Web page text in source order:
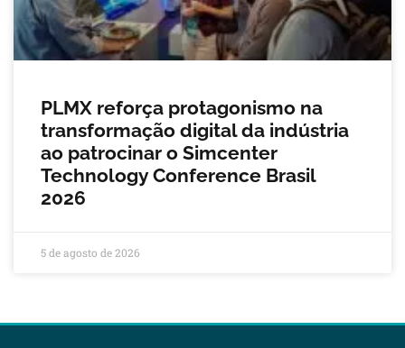
PLMX reforça protagonismo na
transformação digital da indústria
ao patrocinar o Simcenter
Technology Conference Brasil
2026
5 de agosto de 2026